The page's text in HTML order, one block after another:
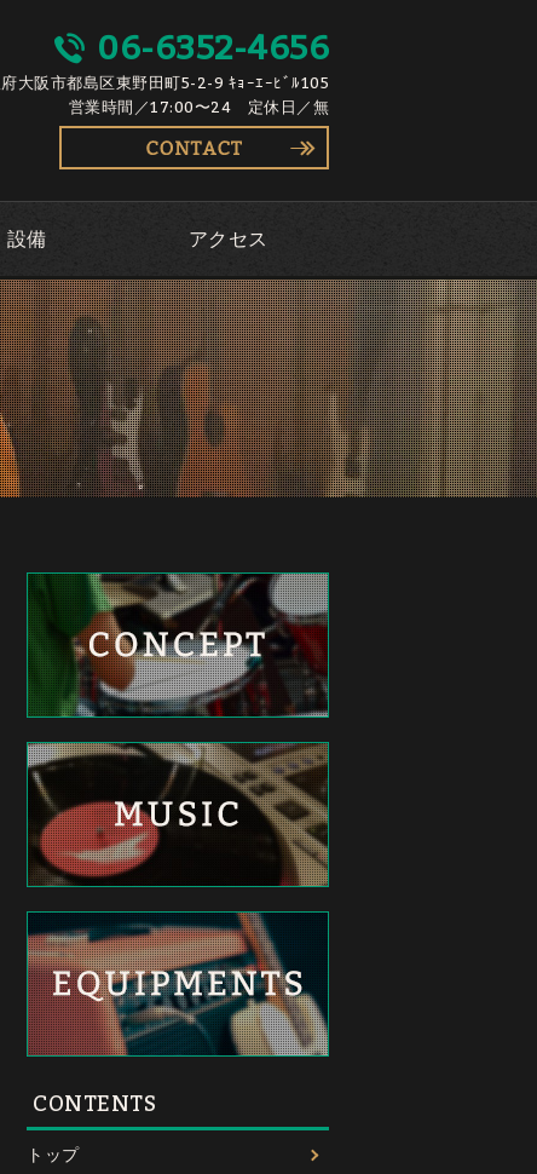
06-6352-4656
大阪市都島区東野田町5-2-9 ｷｮｰｴｰﾋﾞﾙ105
営業時間／17:00〜24 定休日／無
設備 アクセス
CONTENTS
トップ